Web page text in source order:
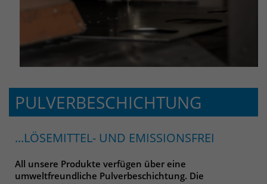
PULVERBESCHICHTUNG
...LÖSEMITTEL- UND EMISSIONSFREI
All unsere Produkte verfügen über eine
umweltfreundliche Pulverbeschichtung. Die